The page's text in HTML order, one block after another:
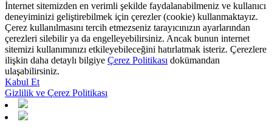
İnternet sitemizden en verimli şekilde faydalanabilmeniz ve kullanıcı
deneyiminizi geliştirebilmek için çerezler (cookie) kullanmaktayız.
Çerez kullanılmasını tercih etmezseniz tarayıcınızın ayarlarından
çerezleri silebilir ya da engelleyebilirsiniz. Ancak bunun internet
sitemizi kullanımınızı etkileyebileceğini hatırlatmak isteriz. Çerezlere
ilişkin daha detaylı bilgiye Çerez Politikası dokümandan
ulaşabilirsiniz.
Kabul Et
Gizlilik ve Çerez Politikası